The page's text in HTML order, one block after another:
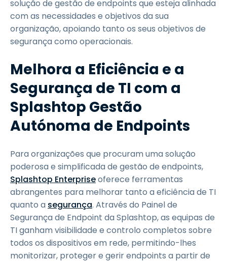
solução de gestão de endpoints que esteja alinhada
com as necessidades e objetivos da sua
organização, apoiando tanto os seus objetivos de
segurança como operacionais.
Melhora a Eficiência e a
Segurança de TI com a
Splashtop Gestão
Autónoma de Endpoints
Para organizações que procuram uma solução
poderosa e simplificada de gestão de endpoints,
Splashtop Enterpriseoferece ferramentas
abrangentes para melhorar tanto a eficiência de TI
quanto a segurança. Através do Painel de
Segurança de Endpoint da Splashtop, as equipas de
TI ganham visibilidade e controlo completos sobre
todos os dispositivos em rede, permitindo-lhes
monitorizar, proteger e gerir endpoints a partir de